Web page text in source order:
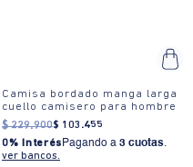
Camisa bordado manga larga
cuello camisero para hombre
$ 229.900$ 103 .455
0% Interés Pagando a 3 cuotas.
ver bancos.